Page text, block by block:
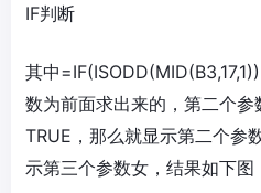
IF判断
其中
数为前面求出来的，第二个
TRUE，那么就显示第二个参
示第三个参数女，结果如下图